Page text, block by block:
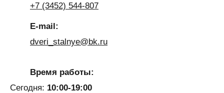
+7 (3452) 544-807
E-mail:
dveri_stalnye@bk.ru
Время работы:
Сегодня: 10:00-19:00